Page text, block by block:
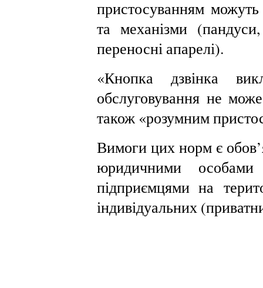
пристосуванням можуть
та механізми
переносні апарелі).
«Кнопка дзвінка
обслуговування не
також «розумним
Вимоги цих норм є
юридичними
підприємцями на
індивідуальних